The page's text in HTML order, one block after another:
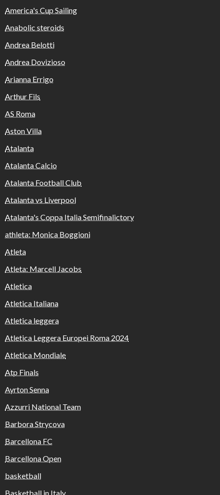
America's Cup Sailing
Anabolic steroids
Andrea Belotti
Andrea Dovizioso
Arianna Errigo
Arthur Fils
AS Roma
Aston Villa
Atalanta
Atalanta Calcio
Atalanta Football Club
Atalanta vs Liverpool
Atalanta's Coppa Italia Semifinalictory
athleta: Monica Boggioni
Atleta
Atleta: Marcell Jacobs
Atletica
Atletica Italiana
Atletica leggera
Atletica Leggera Europei Roma 2024
Atletica Mondiale
Atp Finals
Ayrton Senna
Azzurri National Team
Barbora Strycova
Barcellona FC
Barcellona Open
basketball
Basketball in Italy